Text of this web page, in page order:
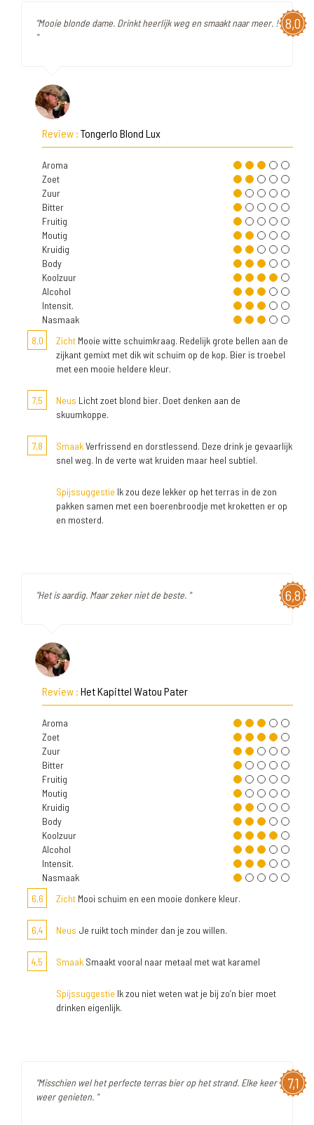
8,0
"Mooie blonde dame. Drinkt heerlijk weg en smaakt naar meer. !
"
Review : Tongerlo Blond Lux
Aroma
Zoet
Zuur
Bitter
Fruitig
Moutig
Kruidig
Body
Koolzuur
Alcohol
Intensit.
Nasmaak
8,0
Zicht Mooie witte schuimkraag. Redelijk grote bellen aan de
zijkant gemixt met dik wit schuim op de kop. Bier is troebel
met een mooie heldere kleur.
7,5 Neus Licht zoet blond bier. Doet denken aan de
skuumkoppe.
7,8 SmaakVerfrissend en dorstlessend. Deze drink je gevaarlijk
snel weg. In de verte wat kruiden maar heel subtiel.
Spijssuggestie Ik zou deze lekker op het terras in de zon
pakken samen met een boerenbroodje met kroketten er op
en mosterd.
6,8
"Het is aardig. Maar zeker niet de beste. "
Review : Het Kapittel Watou Pater
Aroma
Zoet
Zuur
Bitter
Fruitig
Moutig
Kruidig
Body
Koolzuur
Alcohol
Intensit.
Nasmaak
6,6
Zicht Mooi schuim en een mooie donkere kleur.
6,4 Neus Je ruikt toch minder dan je zou willen.
4,5 Smaak Smaakt vooral naar metaal met wat karamel
Spijssuggestie Ik zou niet weten wat je bij zo’n bier moet
drinken eigenlijk.
7,1
"Misschien wel het perfecte terras bier op het strand. Elke keer
weer genieten. "